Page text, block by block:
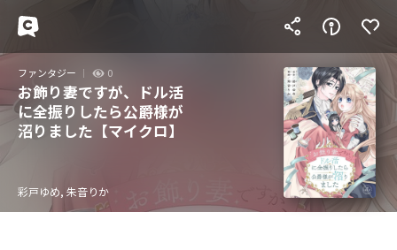
ファンタジー 0
お飾り妻ですが、ドル活
に全振りしたら公爵様が
沼りました【マイクロ】
彩戸ゆめ, 朱音りか